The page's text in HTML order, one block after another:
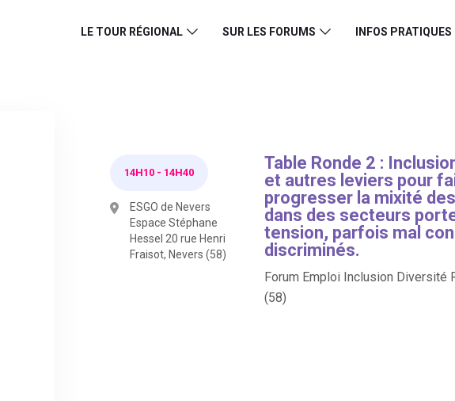
LE TOUR RÉGIONAL SUR LES FORUMS INFOS PRATIQUES
14H10 - 14H40
ESGO de Nevers
Espace Stéphane
Hessel 20 rue Henri
Fraisot, Nevers (58)
Table Ronde 2 :
et autres leviers pour
progresser la mixité
dans des secteurs
tension, parfois mal
discriminés.
Forum Emploi Inclusion Diversité
(58)